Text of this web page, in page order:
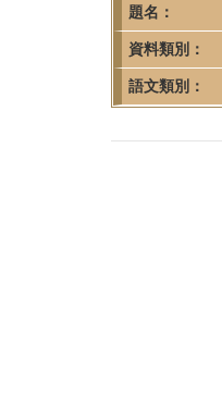
題名：
資料類別：
語文類別：